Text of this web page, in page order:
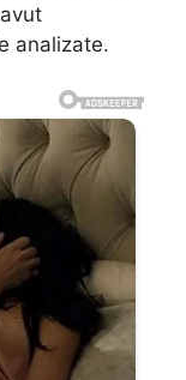
analizate.